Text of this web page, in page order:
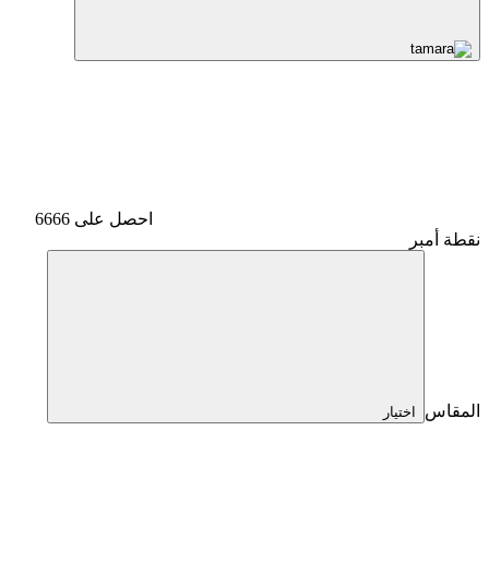
احصل على 6666
نقطة أمبر
المقاس اختيار